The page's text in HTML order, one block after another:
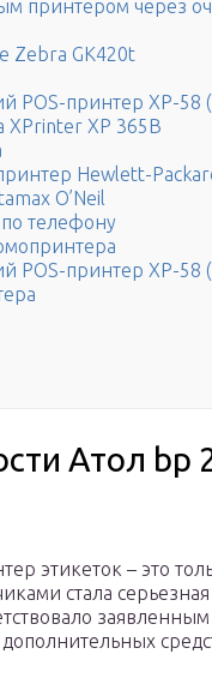
принтером через
Zebra GK420t
POS-принтер XP-58
XPrinter XP 365B
Hewlett-
O’Neil
телефону
POS-принтер XP-58
Атол bp
этикеток – это
стала